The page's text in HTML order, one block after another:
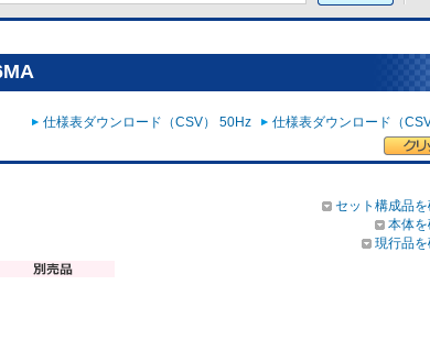
仕様表ダウンロード（CSV） 50Hz 仕様表ダウンロード（
セット構成品
本体
現行品